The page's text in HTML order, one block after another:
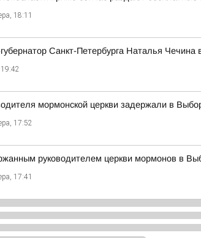
18:11
Санкт-Петербурга Наталья
мормонской церкви задержали в
17:52
руководителем церкви мормонов в
17:41